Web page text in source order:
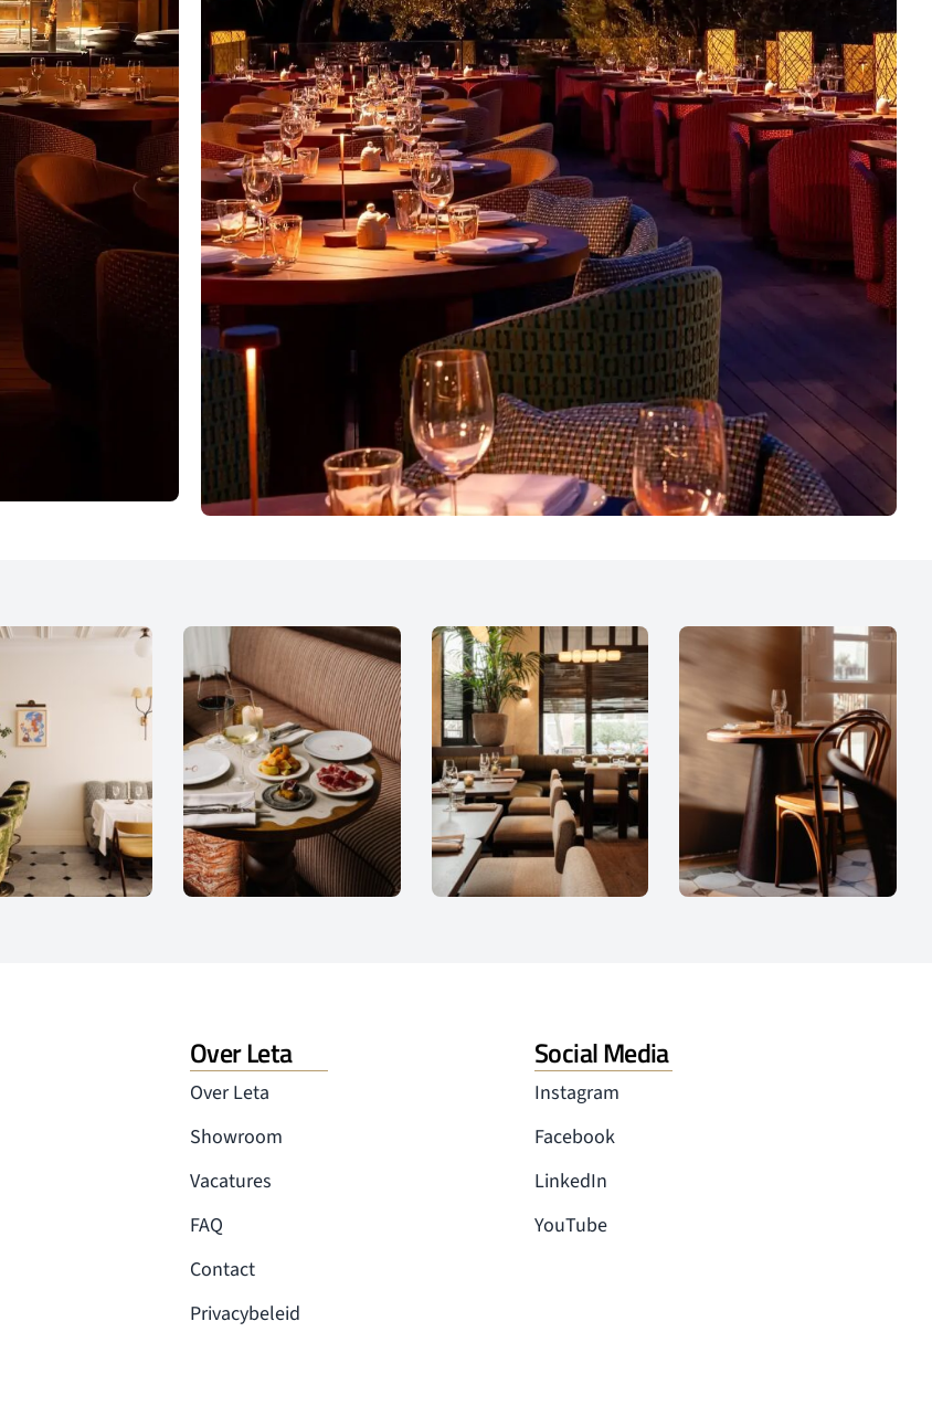
Over Leta
Over Leta
Showroom
Vacatures
FAQ
Contact
Privacybeleid
Social Media
Instagram
Facebook
LinkedIn
YouTube